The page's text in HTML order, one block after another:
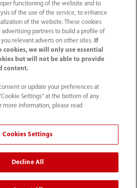
functioning of the website and to
of the use of the service, to enhance
of the website. These cookies
advertising partners to build a profile of
relevant adverts on other sites.
If
we will only use essential
but will not be able to provide
content.
or update your preferences at
Settings" at the bottom of any
more information, please read
Cookies Settings
Decline All